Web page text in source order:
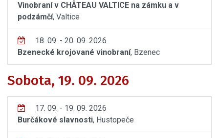
Vinobraní v CHÂTEAU VALTICE na zámku a v
podzámčí, Valtice
18. 09. - 20. 09. 2026
Bzenecké krojované vinobraní, Bzenec
Sobota, 19. 09. 2026
17. 09. - 19. 09. 2026
Burčákové slavnosti, Hustopeče